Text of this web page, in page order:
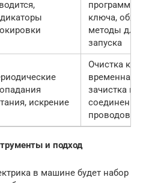
ключа,
методы для
запуска
искрение
Очистка
временная
зачистка и
соединение
проводов
и подход
в машине будет набор